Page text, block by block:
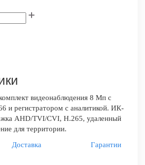
видеонаблюдения 8 Мп с
и регистратором с аналитикой. ИК-
AHD/TVI/CVI, H.265, удаленный
для территории.
Доставка
Гарантии